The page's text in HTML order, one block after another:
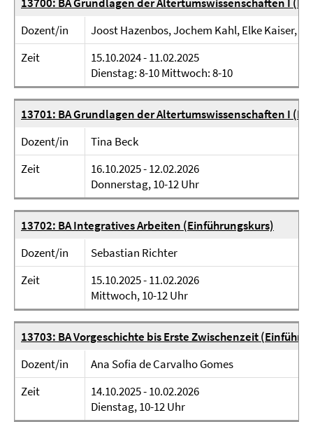
Dozent/in
Joost Hazenbos, Jochem Kahl, Elke Kaiser,
Zeit
15.10.2024 - 11.02.2025
Dienstag: 8-10 Mittwoch: 8-10
13701: BA Grundlagen der Altertumswissenschaften I
Dozent/in
Tina Beck
Zeit
16.10.2025 - 12.02.2026
Donnerstag, 10-12 Uhr
13702: BA Integratives Arbeiten (Einführungskurs)
Dozent/in
Sebastian Richter
Zeit
15.10.2025 - 11.02.2026
Mittwoch, 10-12 Uhr
13703: BA Vorgeschichte bis Erste Zwischenzeit
Dozent/in
Ana Sofia de Carvalho Gomes
Zeit
14.10.2025 - 10.02.2026
Dienstag, 10-12 Uhr